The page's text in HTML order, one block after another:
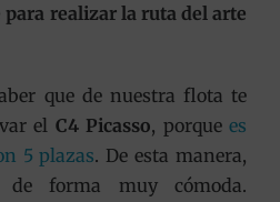
realizar la ruta del arte
que de nuestra flota te
el C4 Picasso, porquees
5 plazas. De esta manera,
forma muy cómoda.